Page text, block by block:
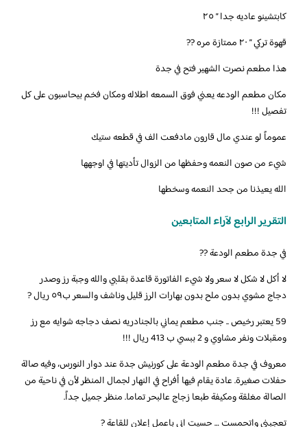
كابتشينو عاديه جدا ” ٢٥
قهوة تركي ” ٢٠ ممتازة مره ??
‏هذا مطعم نصرت الشهير فتح في جدة
مكان مطعم الودعه يعني فوق السمعه اطلاله ومكان فخم بيحاسبون على كل
تفصيل !!!
عموماً لو عندي مال قارون مادفعت الف في قطعه ستيك
شيء من صون النعمه وحفظها من الزوال تأديتها في اوجهها
الله يعيذنا من جحد النعمه وسخطها
التقرير الرابع لآراء المتابعين
في جدة مطعم الودعة ??
لا أكل لا شكل لا سعر ولا شيء الفاتورة قاعدة بقلبي والله وجبة رز وصدر
دجاج مشوي بدون ملح بدون بهارات الرز قليل وناشف والسعر ب٥٩ ريال ?
‏‎59 يعتبر رخيص .. جنب مطعم يماني بالجنادريه نصف دجاجه شوايه مع رز
ومقبلات ونفر مشاوي و 2 ببسي ب 413 ريال !!!
‏‎معروف في جدة مطعم الودعة على كورنيش جدة عند دوار النورس، وفيه صالة
حفلات صغيرة. عادة يقام فيها أفراح في النهار لجمال المنظر لأن في ناحية من
الصالة مغلقة ومكيفة طبعا زجاج عالبحر تماما. منظر جميل جداً.